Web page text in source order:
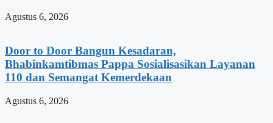
Agustus 6, 2026
Door to Door Bangun Kesadaran,
Bhabinkamtibmas Pappa Sosialisasikan Layanan
110 dan Semangat Kemerdekaan
Agustus 6, 2026